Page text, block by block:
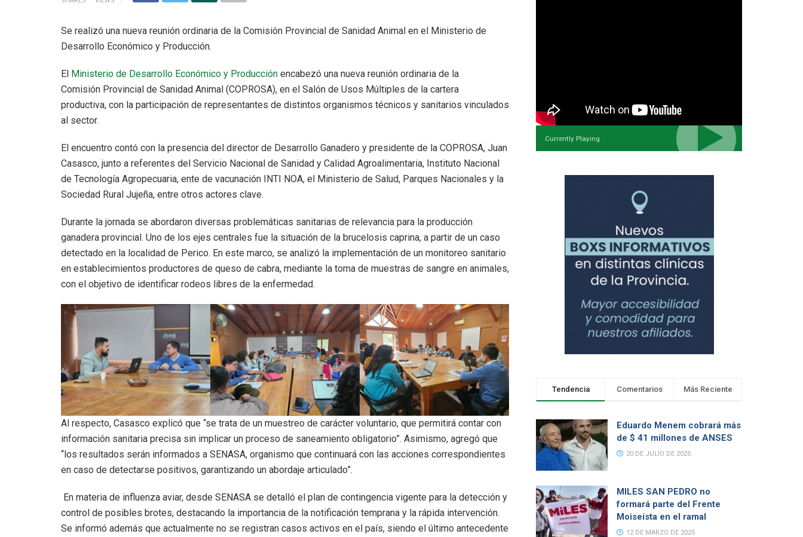
Se realizó una nueva reunión ordinaria de la Comisión Provincial de Sanidad Animal en el Ministerio de
Desarrollo Económico y Producción.
El Ministerio de Desarrollo Económico y Producción encabezó una nueva reunión ordinaria de la
Comisión Provincial de Sanidad Animal (COPROSA), en el Salón de Usos Múltiples de la cartera
productiva, con la participación de representantes de distintos organismos técnicos y sanitarios vinculados
al sector.
El encuentro contó con la presencia del director de Desarrollo Ganadero y presidente de la COPROSA, Juan
Casasco, junto a referentes del Servicio Nacional de Sanidad y Calidad Agroalimentaria, Instituto Nacional
de Tecnología Agropecuaria, ente de vacunación INTI NOA, el Ministerio de Salud, Parques Nacionales y la
Sociedad Rural Jujeña, entre otros actores clave.
Durante la jornada se abordaron diversas problemáticas sanitarias de relevancia para la producción
ganadera provincial. Uno de los ejes centrales fue la situación de la brucelosis caprina, a partir de un caso
detectado en la localidad de Perico. En este marco, se analizó la implementación de un monitoreo sanitario
en establecimientos productores de queso de cabra, mediante la toma de muestras de sangre en animales,
con el objetivo de identificar rodeos libres de la enfermedad.
Al respecto, Casasco explicó que “se trata de un muestreo de carácter voluntario, que permitirá contar con
información sanitaria precisa sin implicar un proceso de saneamiento obligatorio”. Asimismo, agregó que
“los resultados serán informados a SENASA, organismo que continuará con las acciones correspondientes
en caso de detectarse positivos, garantizando un abordaje articulado”.
En materia de influenza aviar, desde SENASA se detalló el plan de contingencia vigente para la detección y
control de posibles brotes, destacando la importancia de la notificación temprana y la rápida intervención.
Se informó además que actualmente no se registran casos activos en el país, siendo el último antecedente
Currently Playing
Tendencia Comentarios Más Reciente
Eduardo Menem cobrará más
de $ 41 millones de ANSES
20 DE JULIO DE 2025
MILES SAN PEDRO no
formará parte del Frente
Moiseísta en el ramal
12 DE MARZO DE 2025